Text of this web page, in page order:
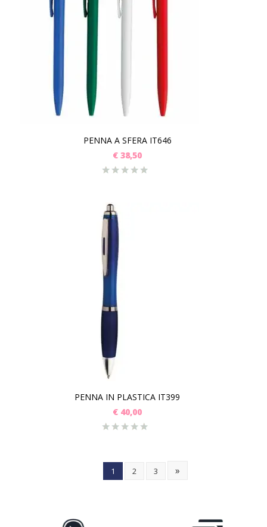
PENNA A SFERA IT646
€ 38,50
PENNA IN PLASTICA IT399
€ 40,00
1 2 3 »